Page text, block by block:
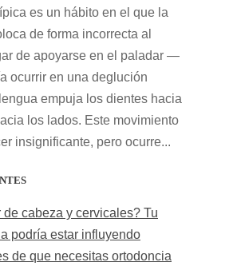
es un hábito en el que la
de forma incorrecta al
de apoyarse en el paladar —
ocurrir en una deglución
empuja los dientes hacia
los lados. Este movimiento
insignificante, pero ocurre...
de cabeza y cervicales? Tu
podría estar influyendo
de que necesitas ortodoncia